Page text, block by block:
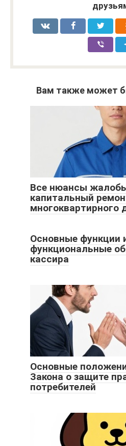
Вам также может
Все нюансы
капитальный
многоквартирного
Основные функции
функциональные
кассира
Основные
Закона о защите
потребителей